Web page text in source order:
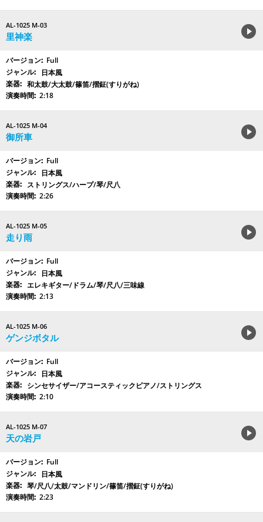
AL-1025 M-03
里神楽
Full
日本風
和太鼓/大太鼓/篠笛/摺鉦(すりがね)
2:18
AL-1025 M-04
御所車
Full
日本風
ストリングス/ハープ/琴/尺八
2:26
AL-1025 M-05
走り雨
Full
日本風
エレキギター/ドラム/琴/尺八/三味線
2:13
AL-1025 M-06
ゲンジボタル
Full
日本風
シンセサイザー/アコースティックピアノ/ストリングス
2:10
AL-1025 M-07
天の岩戸
Full
日本風
琴/尺八/太鼓/マンドリン/篠笛/摺鉦(すりがね)
2:23